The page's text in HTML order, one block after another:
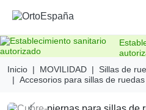
Inicio
MOVILIDAD
Sillas de
Accesorios para sillas de ruedas